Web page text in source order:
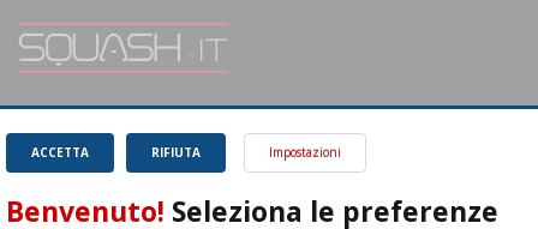
SQUASH.it: Il punto di riferimento quotidiano per tutti gli amanti di questo
magnifico sport.
Leggi
RIFIUTA
ACCETTA Impostazioni
Benvenuto! Seleziona le preferenze